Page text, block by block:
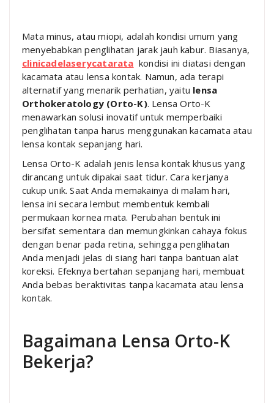
Mata minus, atau miopi, adalah kondisi umum yang
menyebabkan penglihatan jarak jauh kabur. Biasanya,
clinicadelaserycatarata kondisi ini diatasi dengan
kacamata atau lensa kontak. Namun, ada terapi
alternatif yang menarik perhatian, yaitu lensa
Orthokeratology (Orto-K). Lensa Orto-K
menawarkan solusi inovatif untuk memperbaiki
penglihatan tanpa harus menggunakan kacamata atau
lensa kontak sepanjang hari.
Lensa Orto-K adalah jenis lensa kontak khusus yang
dirancang untuk dipakai saat tidur. Cara kerjanya
cukup unik. Saat Anda memakainya di malam hari,
lensa ini secara lembut membentuk kembali
permukaan kornea mata. Perubahan bentuk ini
bersifat sementara dan memungkinkan cahaya fokus
dengan benar pada retina, sehingga penglihatan
Anda menjadi jelas di siang hari tanpa bantuan alat
koreksi. Efeknya bertahan sepanjang hari, membuat
Anda bebas beraktivitas tanpa kacamata atau lensa
kontak.
Bagaimana Lensa Orto-K
Bekerja?